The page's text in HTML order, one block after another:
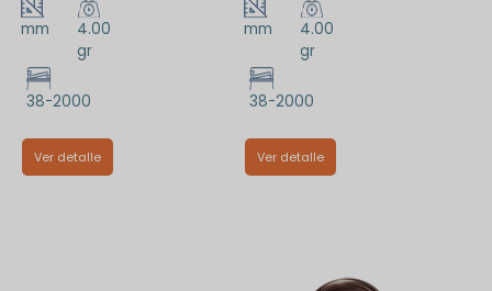
mm
4.00
gr
38-2000
Ver detalle
mm
4.00
gr
38-2000
Ver detalle